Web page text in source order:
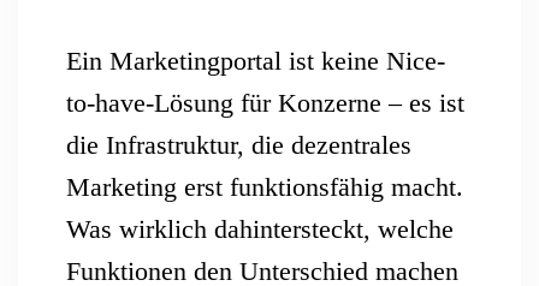
Ein Marketingportal ist keine Nice-
to-have-Lösung für Konzerne – es ist
die Infrastruktur, die dezentrales
Marketing erst funktionsfähig macht.
Was wirklich dahintersteckt, welche
Funktionen den Unterschied machen